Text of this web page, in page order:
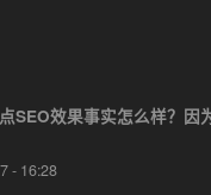
SEO效果事实怎么样？因
- 16:28